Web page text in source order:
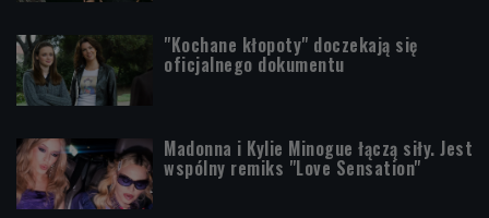
"Kochane kłopoty" doczekają się
oficjalnego dokumentu
Madonna i Kylie Minogue łączą siły. Jest
wspólny remiks "Love Sensation"